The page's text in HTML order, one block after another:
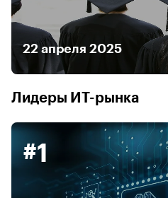
22 апреля 2025
Лидеры ИТ-рынка
#1